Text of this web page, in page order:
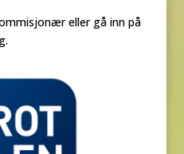
eller gå inn på